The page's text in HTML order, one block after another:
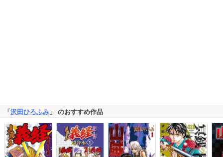
「沢田ひろふみ 」 のおすすめ作品